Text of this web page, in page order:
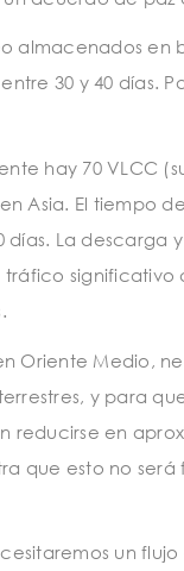
almacenados en
30 y 40 días.
hay 70 VLCC
Asia. El tiempo
días. La
tráfico
Medio,
y para
en
que esto no
un